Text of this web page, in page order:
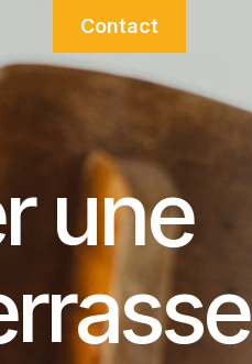
Contact
une